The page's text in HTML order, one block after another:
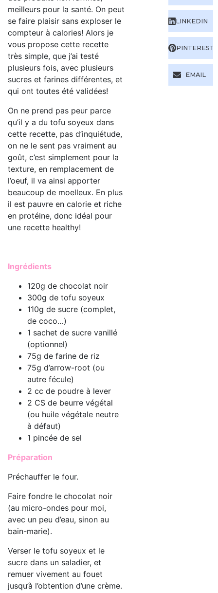
meilleurs pour la santé. On peut
se faire plaisir sans exploser le
compteur à calories! Alors je
vous propose cette recette
très simple, que j’ai testé
plusieurs fois, avec plusieurs
sucres et farines différentes, et
qui ont toutes été validées!
On ne prend pas peur parce
qu’il y a du tofu soyeux dans
cette recette, pas d’inquiétude,
on ne le sent pas vraiment au
goût, c’est simplement pour la
texture, en remplacement de
l’oeuf, il va ainsi apporter
beaucoup de moelleux. En plus
il est pauvre en calorie et riche
en protéine, donc idéal pour
une recette healthy!
Ingrédients
120g de chocolat noir
300g de tofu soyeux
110g de sucre (complet,
de coco…)
1 sachet de sucre vanillé
(optionnel)
75g de farine de riz
75g d’arrow-root (ou
autre fécule)
2 cc de poudre à lever
2 CS de beurre végétal
(ou huile végétale neutre
à défaut)
1 pincée de sel
Préparation
Préchauffer le four.
Faire fondre le chocolat noir
(au micro-ondes pour moi,
avec un peu d’eau, sinon au
bain-marie).
Verser le tofu soyeux et le
sucre dans un saladier, et
remuer vivement au fouet
jusqu’à l’obtention d’une crème.
LINKEDIN
PINTEREST
EMAIL